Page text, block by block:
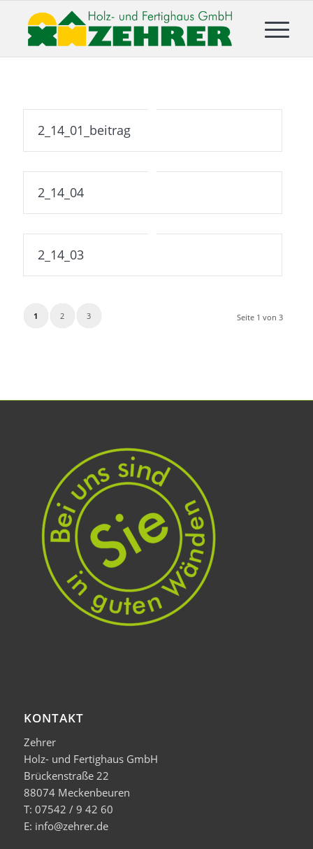
2_14_01_beitrag
2_14_04
2_14_03
Seite 1 von 3
1 2 3
KONTAKT
Zehrer
Holz- und Fertighaus GmbH
Brückenstraße 22
88074 Meckenbeuren
T: 07542 / 9 42 60
E: info@zehrer.de